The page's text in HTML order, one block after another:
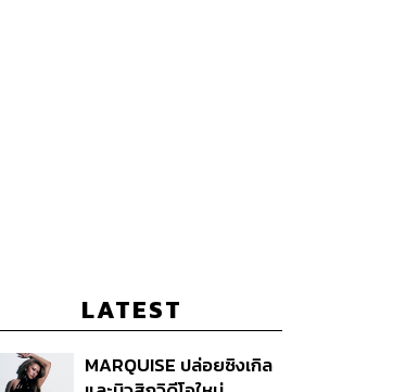
LATEST
MARQUISE ปล่อยซิงเกิล